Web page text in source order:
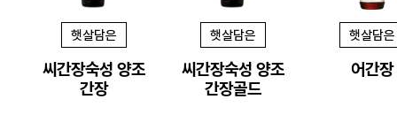
햇살담은
씨간장숙성 양조
간장
햇살담은
씨간장숙성 양조
간장골드
햇살담은
어간장